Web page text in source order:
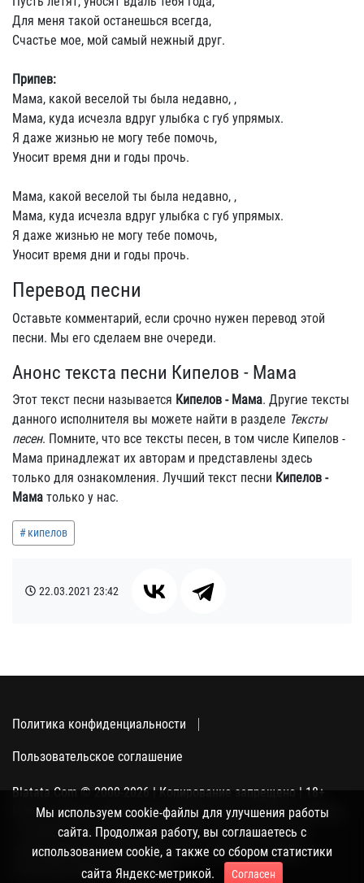
Для меня такой останешься всегда,
Счастье мое, мой самый нежный друг.
Припев:
Мама, какой веселой ты была недавно, ,
Мама, куда исчезла вдруг улыбка с губ упрямых.
Я даже жизнью не могу тебе помочь,
Уносит время дни и годы прочь.
Мама, какой веселой ты была недавно, ,
Мама, куда исчезла вдруг улыбка с губ упрямых.
Я даже жизнью не могу тебе помочь,
Уносит время дни и годы прочь.
Перевод песни
Оставьте комментарий, если срочно нужен перевод этой
песни. Мы его сделаем вне очереди.
Анонс текста песни Кипелов - Мама
Этот текст песни называется Кипелов - Мама. Другие тексты
данного исполнителя вы можете найти в разделе Тексты
песен. Помните, что все тексты песен, в том числе Кипелов -
Мама принадлежат их авторам и представлены здесь
только для ознакомления. Лучший текст песни Кипелов -
Мама только у нас.
кипелов
22.03.2021 23:42
Политика конфиденциальности
Пользовательское соглашение
Blatata.Com © 2000-2026 | Копирование запрещено | 18+
Использование сайта подразумевает ваше полное согласие
с политикой конфиденциальности, пользовательским
соглашением и поддержкой куки, а также со сбором
статистики Яндекс-метрикой.
Мы используем cookie-файлы для улучшения работы
сайта. Продолжая работу, вы соглашаетесь с
использованием cookie, а также со сбором статистики
сайта Яндекс-метрикой.
Согласен